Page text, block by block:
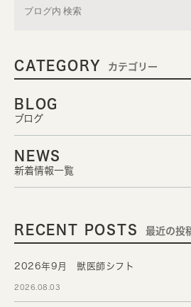
CATEGORY カテゴリー
BLOG
ブログ
NEWS
新着情報一覧
RECENT POSTS 最近の投
2026年9月 獣医師シフト
2026.08.03